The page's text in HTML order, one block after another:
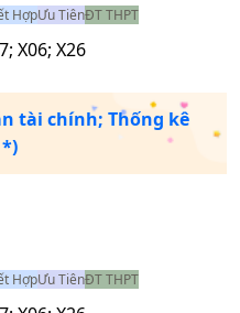
HợpƯu TiênĐT THPT
X06; X26
tài chính; Thống kê
HợpƯu TiênĐT THPT